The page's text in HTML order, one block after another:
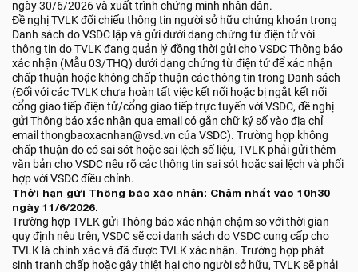
ngày 30/6/2026 và xuất trình chứng minh nhân dân.
Đề nghị TVLK đối chiếu thông tin người sở hữu chứng khoán trong
Danh sách do VSDC lập và gửi dưới dạng chứng từ điện tử với
thông tin do TVLK đang quản lý đồng thời gửi cho VSDC Thông báo
xác nhận (Mẫu 03/THQ) dưới dạng chứng từ điện tử để xác nhận
chấp thuận hoặc không chấp thuận các thông tin trong Danh sách
(Đối với các TVLK chưa hoàn tất việc kết nối hoặc bị ngắt kết nối
cổng giao tiếp điện tử/cổng giao tiếp trực tuyến với VSDC, đề nghị
gửi Thông báo xác nhận qua email có gắn chữ ký số vào địa chỉ
email thongbaoxacnhan@vsd.vn của VSDC). Trường hợp không
chấp thuận do có sai sót hoặc sai lệch số liệu, TVLK phải gửi thêm
văn bản cho VSDC nêu rõ các thông tin sai sót hoặc sai lệch và phối
hợp với VSDC điều chỉnh.
Thời hạn gửi Thông báo xác nhận: Chậm nhất vào 10h30
ngày 11/6/2026.
Trường hợp TVLK gửi Thông báo xác nhận chậm so với thời gian
quy định nêu trên, VSDC sẽ coi danh sách do VSDC cung cấp cho
TVLK là chính xác và đã được TVLK xác nhận. Trường hợp phát
sinh tranh chấp hoặc gây thiệt hại cho người sở hữu, TVLK sẽ phải